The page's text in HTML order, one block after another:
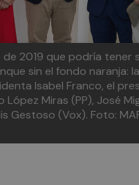
de 2019 que podría tener
sin el fondo naranja: la
Isabel Franco, el
López Miras (PP), José
Gestoso (Vox). Foto: